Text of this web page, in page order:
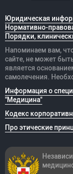
Юридическая
Нормативно-
Порядки,
Напоминаем вам,
сайте, не может
является
самолечения.
Информация о
"Медицина"
Кодекс
Про этические